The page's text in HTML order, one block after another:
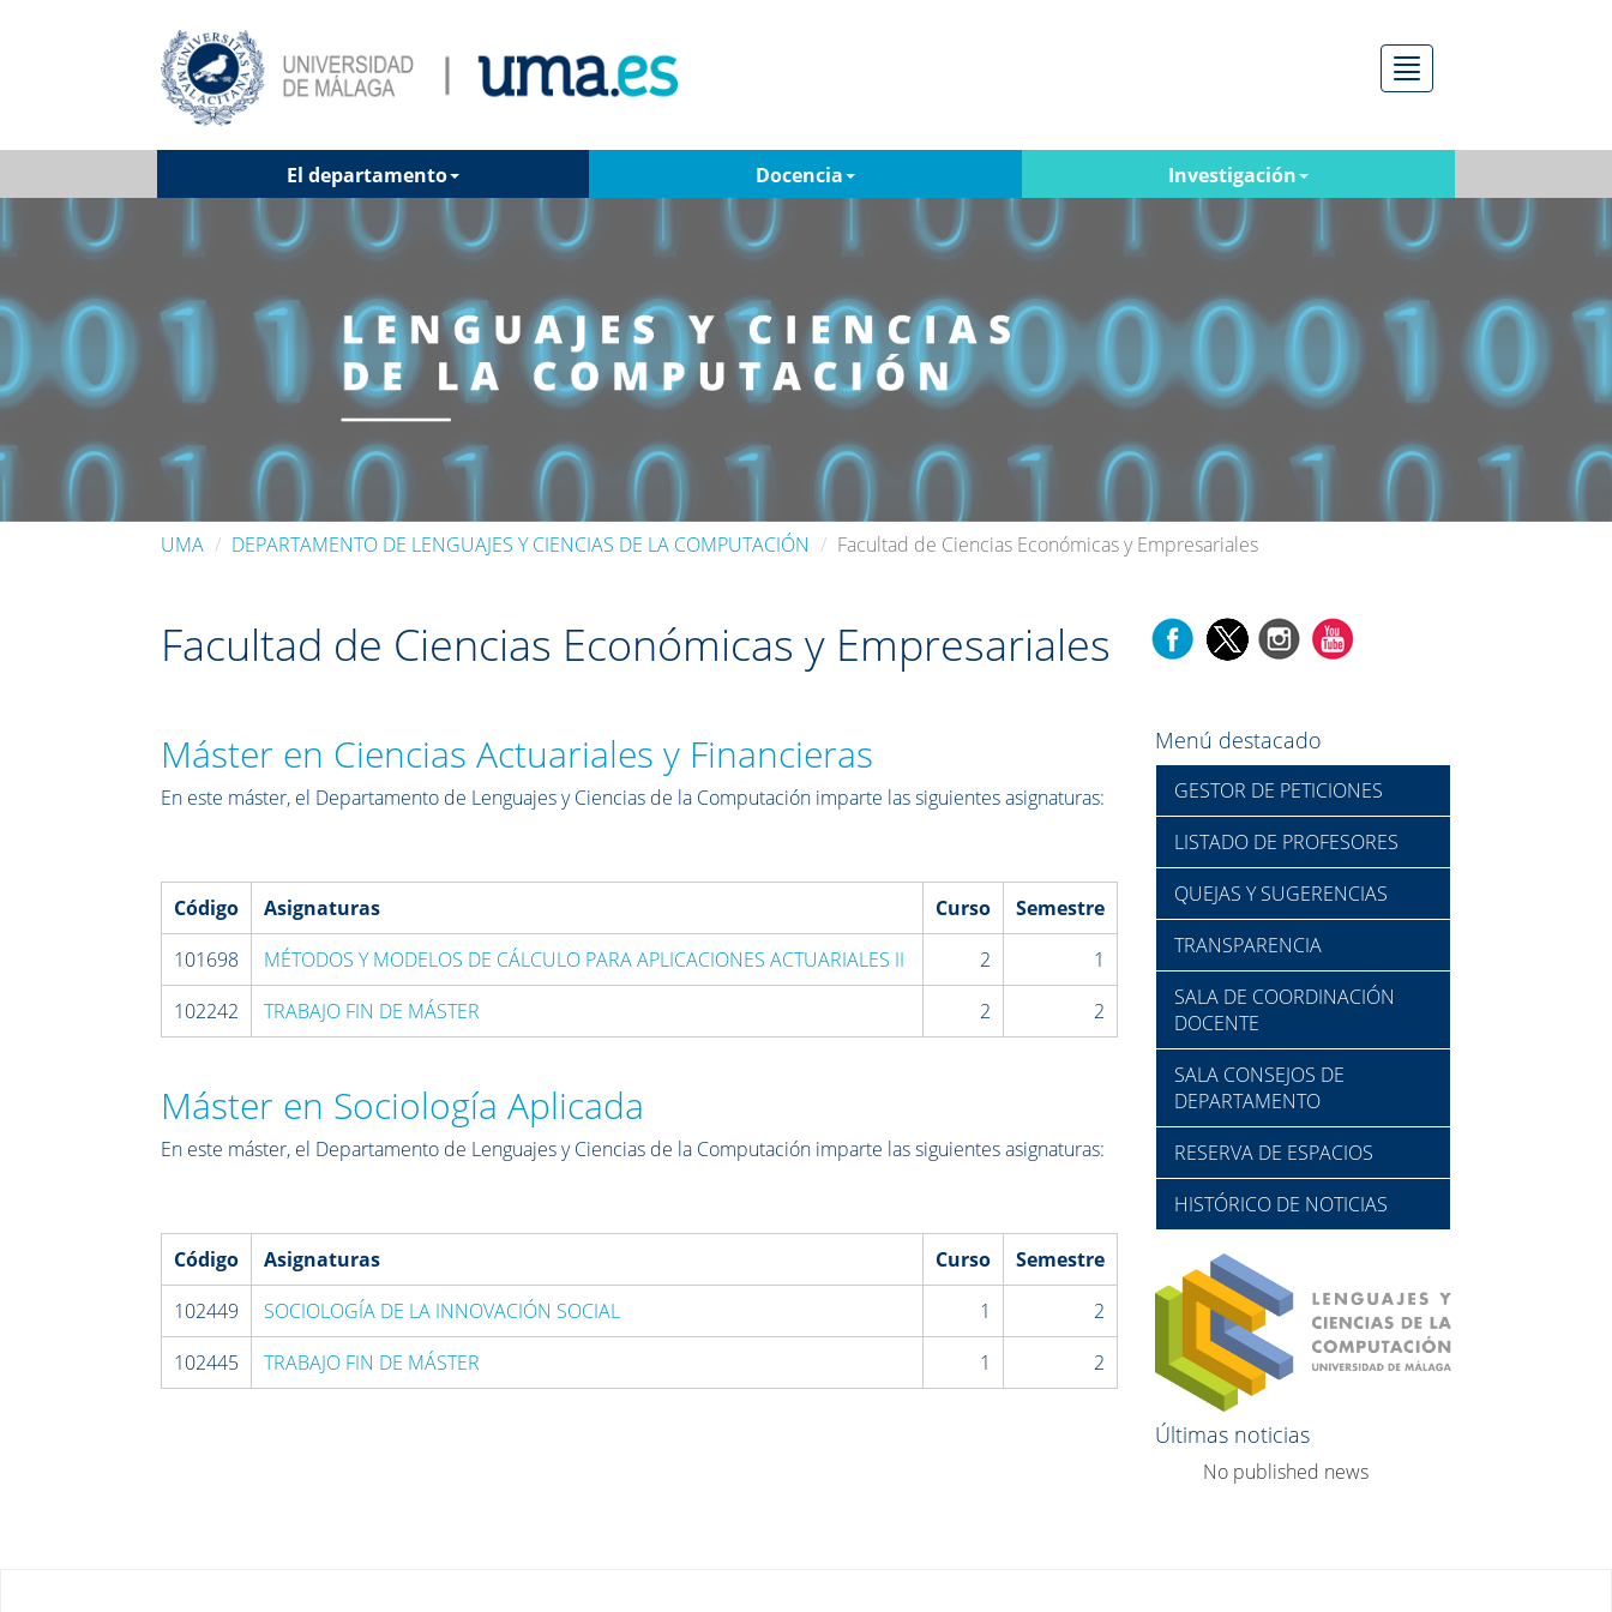
Menú
El departamento Docencia Investigación
UMA DEPARTAMENTO DE LENGUAJES Y CIENCIAS DE LA COMPUTACIÓN Facultad de Ciencias Económicas y Empresariales
Facultad de Ciencias Económicas y Empresariales
Máster en Ciencias Actuariales y Financieras
En este máster, el Departamento de Lenguajes y Ciencias de la Computación imparte las siguientes asignaturas:
Código Asignaturas Curso
Semestre
101698
MÉTODOS Y MODELOS DE CÁLCULO PARA APLICACIONES ACTUARIALES II 2
1
102242
TRABAJO FIN DE MÁSTER 2 2
Máster en Sociología Aplicada
En este máster, el Departamento de Lenguajes y Ciencias de la Computación imparte las siguientes asignaturas:
Código Asignaturas Curso
Semestre
102449
SOCIOLOGÍA DE LA INNOVACIÓN SOCIAL 1
2
102445
TRABAJO FIN DE MÁSTER 1 2
Menú destacado
GESTOR DE PETICIONES
LISTADO DE PROFESORES
QUEJAS Y SUGERENCIAS
TRANSPARENCIA
SALA DE COORDINACIÓN
DOCENTE
SALA CONSEJOS DE
DEPARTAMENTO
RESERVA DE ESPACIOS
HISTÓRICO DE NOTICIAS
Últimas noticias
No published news